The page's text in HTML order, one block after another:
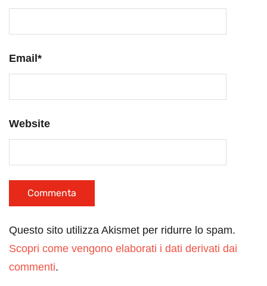
Email *
Website
Questo sito utilizza Akismet per ridurre lo spam.
Scopri come vengono elaborati i dati derivati dai
commenti.